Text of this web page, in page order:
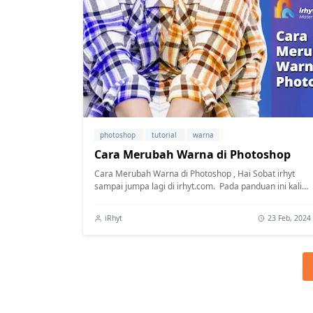
photoshop tutorial warna
Cara Merubah Warna di Photoshop
Cara Merubah Warna di Photoshop , Hai Sobat irhyt
sampai jumpa lagi di irhyt.com. Pada panduan ini kali
iRhyt 23 Feb, 2024